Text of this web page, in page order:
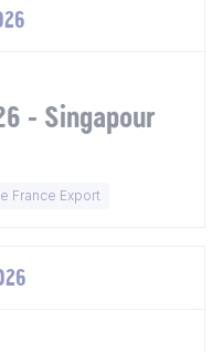
- Singapour
France Export